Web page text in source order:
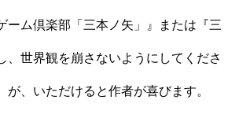
ム倶楽部「三本ノ矢」』または『三
、世界観を崩さないようにしてくださ
、いただけると作者が喜びます。